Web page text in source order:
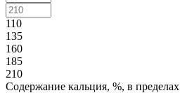
110
135
160
185
210
Содержание кальция, %, в пределах